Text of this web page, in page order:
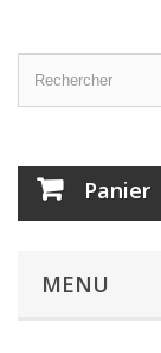
Panier
MENU